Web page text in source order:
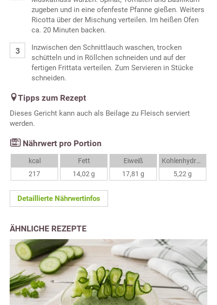
zugeben und in eine ofenfeste Pfanne gießen. Weiters
Ricotta über der Mischung verteilen. Im heißen Ofen
ca. 20 Minuten backen.
Inzwischen den Schnittlauch waschen, trocken
schütteln und in Röllchen schneiden und auf der
fertigen Frittata verteilen. Zum Servieren in Stücke
schneiden.
Tipps zum Rezept
Dieses Gericht kann auch als Beilage zu Fleisch serviert
werden.
Nährwert pro Portion
kcal
217
Fett
14,02 g
Eiweiß
17,81 g
Kohlenhydrate
5,22 g
Detaillierte Nährwertinfos
ÄHNLICHE REZEPTE